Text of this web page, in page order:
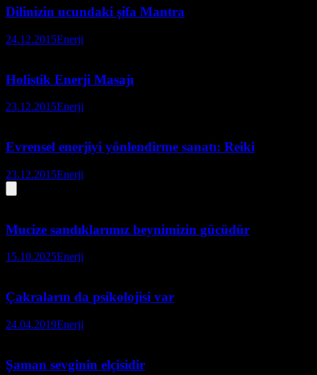
Dilinizin ucundaki şifa Mantra
24.12.2015Enerji
Holistik Enerji Masajı
23.12.2015Enerji
Evrensel enerjiyi yönlendirme sanatı: Reiki
23.12.2015Enerji
Mucize sandıklarımız beynimizin gücüdür
15.10.2025Enerji
Çakraların da psikolojisi var
24.04.2019Enerji
Şaman sevginin elçisidir